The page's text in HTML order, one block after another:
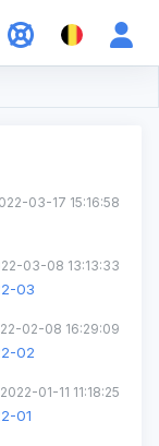
03-17 15:16:58
03-08 13:13:33
03
02-08 16:29:09
02
2022-01-11 11:18:25
01